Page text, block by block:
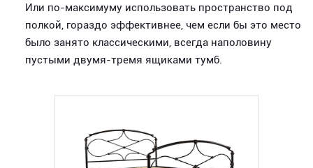
Или по-максимуму использовать пространство под
полкой, гораздо эффективнее, чем если бы это место
было занято классическими, всегда наполовину
пустыми двумя-тремя ящиками тумб.